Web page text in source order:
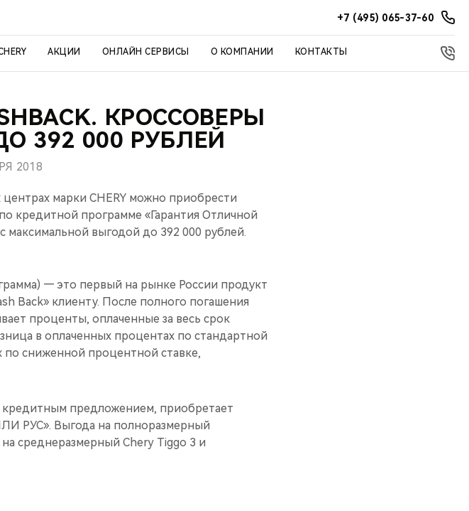
+7 (495) 065-37-60
АКЦИИ ОНЛАЙН СЕРВИСЫ О КОМПАНИИ КОНТАКТЫ
КРОССОВЕРЫ
392 000 РУБЛЕЙ
2018
марки CHERY можно приобрести
кредитной программе «Гарантия Oтличной
максимальной выгодой до 392 000 рублей.
— это первый на рынке России продукт
Back» клиенту. После полного погашения
проценты, оплаченные за весь срок
в оплаченных процентах по стандартной
по сниженной процентной ставке,
предложением, приобретает
РУС». Выгода на полноразмерный
среднеразмерный Chery Tiggo 3 и